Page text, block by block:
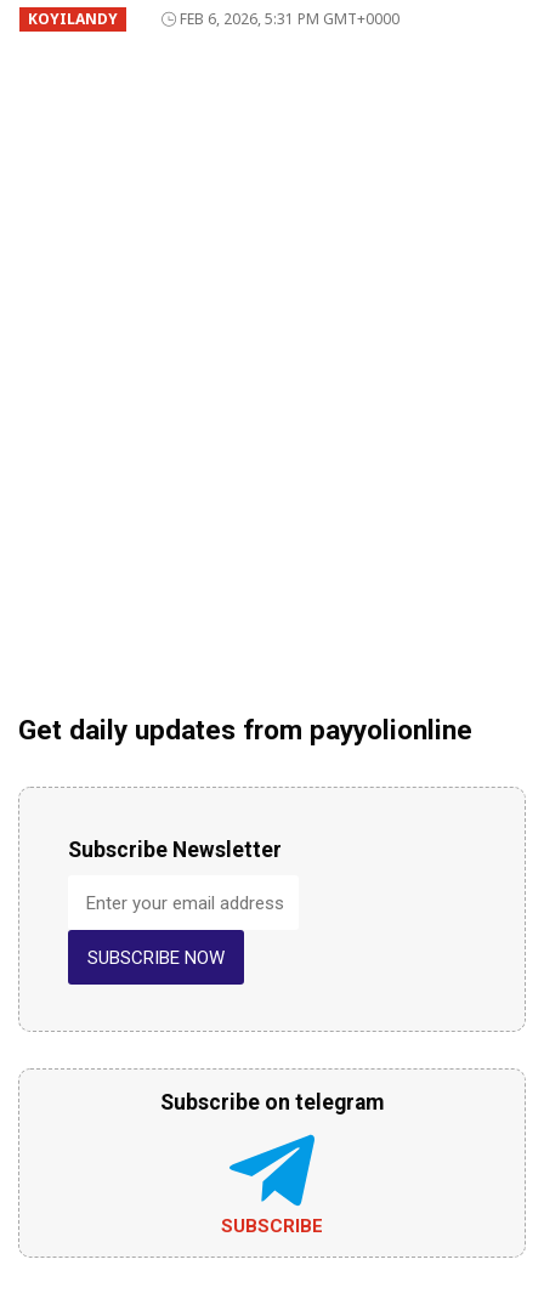
KOYILANDY FEB 6, 2026, 5:31 PM GMT+0000
Get daily updates from payyolionline
Subscribe Newsletter
SUBSCRIBE NOW
Subscribe on telegram
SUBSCRIBE